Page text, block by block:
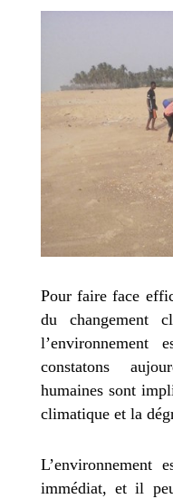
Pour faire face
du changement
l’environnement
constatons
humaines sont
climatique et la
L’environnement
immédiat, et il